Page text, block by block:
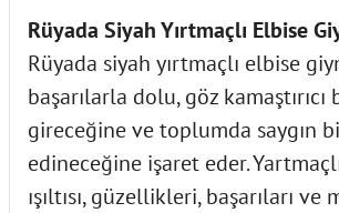
Rüyada Siyah Yırtmaçlı Elbise
Rüyada siyah yırtmaçlı elbise
başarılarla dolu, göz kamaştırıcı
gireceğine ve toplumda saygın
edineceğine işaret eder.
ışıltısı, güzellikleri, başarıları